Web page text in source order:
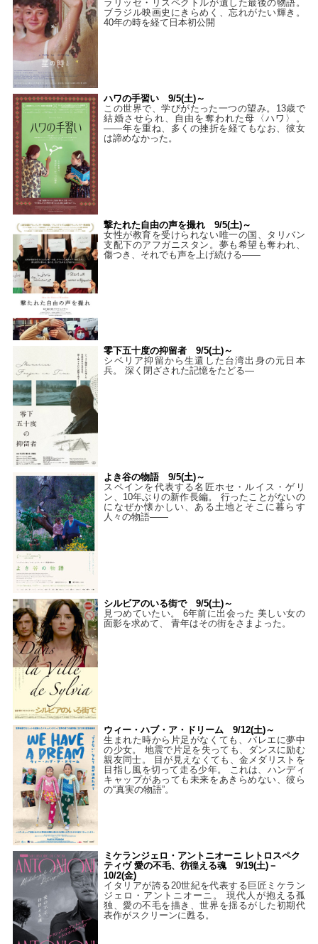
ラリッセ・リスペクトルが遺した最後の物語。
ブラジル映画史にきらめく、忘れがたい輝き。
40年の時を経て⽇本初公開
ハワの手習い 9/5(土)～
この世界で、学びがたった一つの望み。13歳で
結婚させられ、自由を奪われた母〈ハワ〉。
——年を重ね、多くの挫折を経てもなお、彼女
は諦めなかった。
撃たれた自由の声を撮れ 9/5(土)～
女性が教育を受けられない唯一の国、タリバン
支配下のアフガニスタン。夢も希望も奪われ、
傷つき、それでも声を上げ続ける——
零下五十度の抑留者 9/5(土)～
シベリア抑留から生還した台湾出身の元日本
兵。 深く閉ざされた記憶をたどる—
よき谷の物語 9/5(土)～
スペインを代表する名匠ホセ・ルイス・ゲリ
ン、10年ぶりの新作長編。 行ったことがないの
になぜか懐かしい、ある土地とそこに暮らす
人々の物語――
シルビアのいる街で 9/5(土)～
見つめていたい。 6年前に出会った 美しい女の
面影を求めて、 青年はその街をさまよった。
ウィー・ハブ・ア・ドリーム 9/12(土)～
生まれた時から片足がなくても、バレエに夢中
の少女。 地震で片足を失っても、ダンスに励む
親友同士。 目が見えなくても、金メダリストを
目指し風を切って走る少年。 これは、ハンディ
キャップがあっても未来をあきらめない、彼ら
の“真実の物語”。
ミケランジェロ・アントニオーニ レトロスペク
ティヴ 愛の不毛、彷徨える魂 9/19(土)－
10/2(金)
イタリアが誇る20世紀を代表する巨匠ミケラン
ジェロ・アントニオーニ。 現代人が抱える孤
独、愛の不毛を描き、世界を揺るがした初期代
表作がスクリーンに甦る。